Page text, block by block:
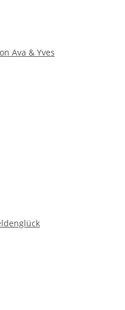
Ava & Yves